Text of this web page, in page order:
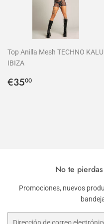
Top Anilla Mesh TECHNO KALU
IBIZA
Precio
€3500
No te
Promociones, nuevos